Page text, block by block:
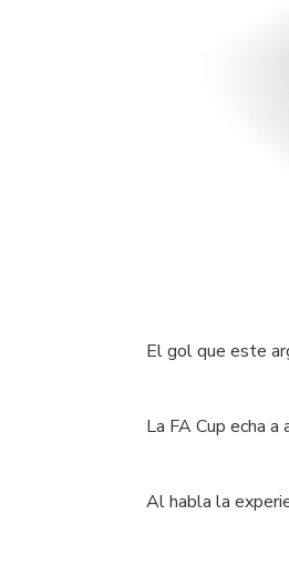
El gol que este
La FA Cup echa a
Al habla la